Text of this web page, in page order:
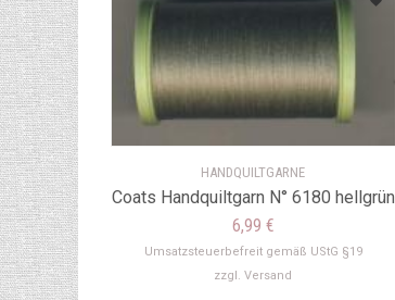
HANDQUILTGARNE
Coats Handquiltgarn N° 6180 hellgrün
6,99 €
Umsatzsteuerbefreit gemäß UStG §19
zzgl.Versand